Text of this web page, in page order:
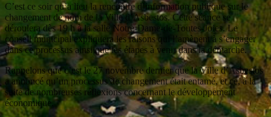
C’est ce soir qu’a lieu la rencontre d’information publique sur le
changement de nom de la Ville d’Asbestos. Cette séance se
déroulera dès 19 h à la salle Notre-Dame-de-Toutes-Joies. Le
conseil municipal expliquera les raisons qui l’amènent à s’engager
dans ce processus ainsi que les étapes à venir dans la démarche.
Rappelons que c’est le 27 novembre dernier que la Ville d’Asbestos
a annoncé qu’un processus de changement était entamé, et ce, à la
suite de nombreuses réflexions concernant le développement
économique.